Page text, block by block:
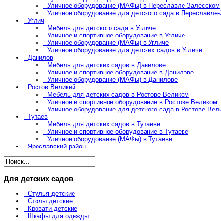
Уличное оборудование (МАФы) в Переславле-Залесском
Уличное оборудование для детского сада в
Углич
Мебель для детского сада в Угличе
Уличное и спортивное оборудование в Угличе
Уличное оборудование (МАФы) в Угличе
Уличное оборудование для детских садов в Угличе
Данилов
Мебель для детских садов в Данилове
Уличное и спортивное оборудование в Данилове
Уличное оборудование (МАФы) в Данилове
Ростов Великий
Мебель для детских садов в Ростове Великом
Уличное и спортивное оборудование в Ростове Великом
Уличное оборудование для детского сада в Ростове
Тутаев
Мебель для детских садов в Тутаеве
Уличное и спортивное оборудование в Тутаеве
Уличное оборудование (МАФы) в Тутаеве
Ярославский район
Для детских садов
Стулья детские
Столы детские
Кровати детские
Шкафы для одежды